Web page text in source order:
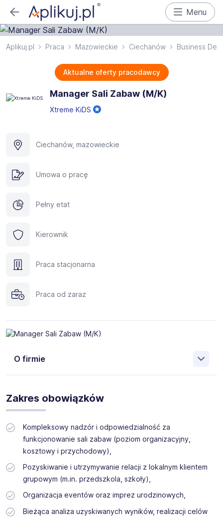
Menu
Aplikuj.pl Praca Mazowieckie Ciechanów Business
Aktualne oferty pracodawcy
Manager Sali Zabaw (M/K)
Xtreme KiDS
Ciechanów, mazowieckie
Umowa o pracę
Pełny etat
Kierownik
Praca stacjonarna
Praca od zaraz
O firmie
przyjazne dzieciom i rodzicom. Koncepcja oparta jest o
zdrowy tryb życia i propagowanie dobrych nawyków w
dziedzinie sportu oraz zdrowego odżywiania. Głównym
założeniem Xtreme Kids jest stworzenie przestrzeni
rekreacyjno-sportowej, która umożliwi dzieciom zarówno
rozwój fizyczny, jak i intelektualny. Jest to kolejny z
elementów fitnessowej ekspansji realizowanej przez sieć
klubów Xtreme Fitness Gyms.
Zakres obowiązków
Kompleksowy nadzór i odpowiedzialność za
funkcjonowanie sali zabaw (poziom organizacyjny,
kosztowy i przychodowy),
Pozyskiwanie i utrzymywanie relacji z lokalnym klientem
grupowym (m.in. przedszkola, szkoły),
Organizacja eventów oraz imprez urodzinowych,
Bieżąca analiza uzyskiwanych wyników, realizacji celów